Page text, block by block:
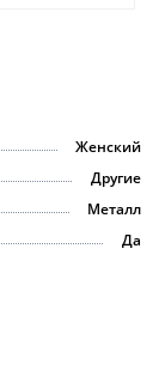
Женский
Другие
Металл
Да